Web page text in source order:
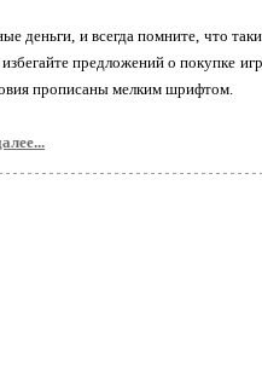
деньги, и всегда помните, что
предложений о покупке
прописаны мелким шрифтом.